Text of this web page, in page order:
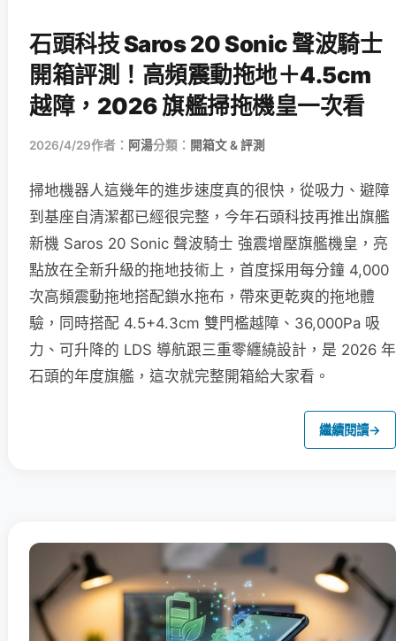
石頭科技 Saros 20 Sonic 聲波騎士
開箱評測！高頻震動拖地＋4.5cm
越障，2026 旗艦掃拖機皇一次看
2026/4/29作者： 阿湯分類： 開箱文 & 評測
掃地機器人這幾年的進步速度真的很快，從吸力、避障
到基座自清潔都已經很完整，今年石頭科技再推出旗艦
新機 Saros 20 Sonic 聲波騎士 強震增壓旗艦機皇，亮
點放在全新升級的拖地技術上，首度採用每分鐘 4,000
次高頻震動拖地搭配鎖水拖布，帶來更乾爽的拖地體
驗，同時搭配 4.5+4.3cm 雙門檻越障、36,000Pa 吸
力、可升降的 LDS 導航跟三重零纏繞設計，是 2026 年
石頭的年度旗艦，這次就完整開箱給大家看。
繼續閱讀→